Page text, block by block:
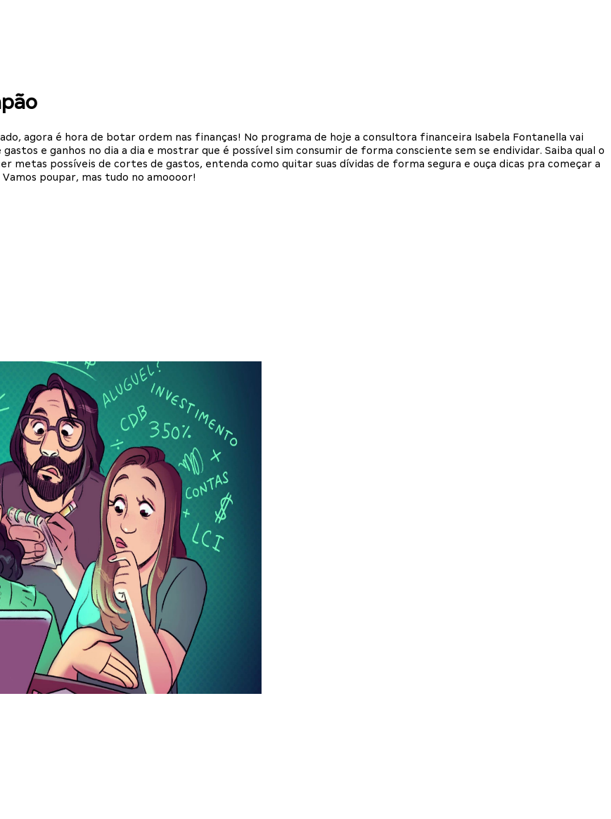
agora é hora de botar ordem nas finanças! No programa de hoje a consultora financeira Isabela Fontanella vai
e ganhos no dia a dia e mostrar que é possível sim consumir de forma consciente sem se endividar. Saiba qual o
metas possíveis de cortes de gastos, entenda como quitar suas dívidas de forma segura e ouça dicas pra começar a
poupar, mas tudo no amoooor!